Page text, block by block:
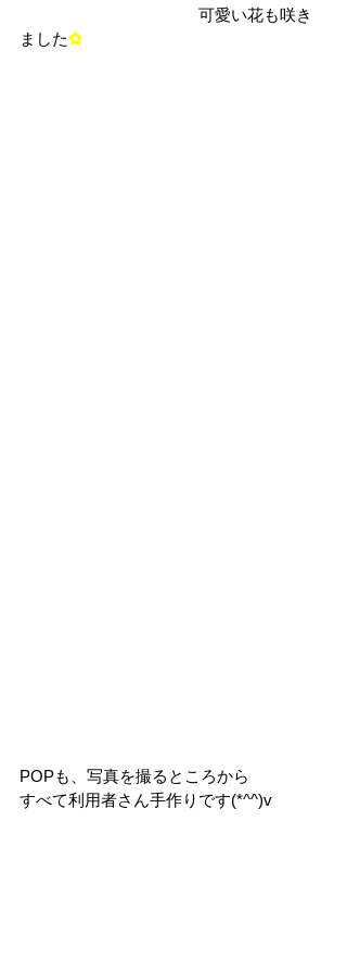
可愛い花も咲き
ました✿
POPも、写真を撮るところから
すべて利用者さん手作りです(*^^)v